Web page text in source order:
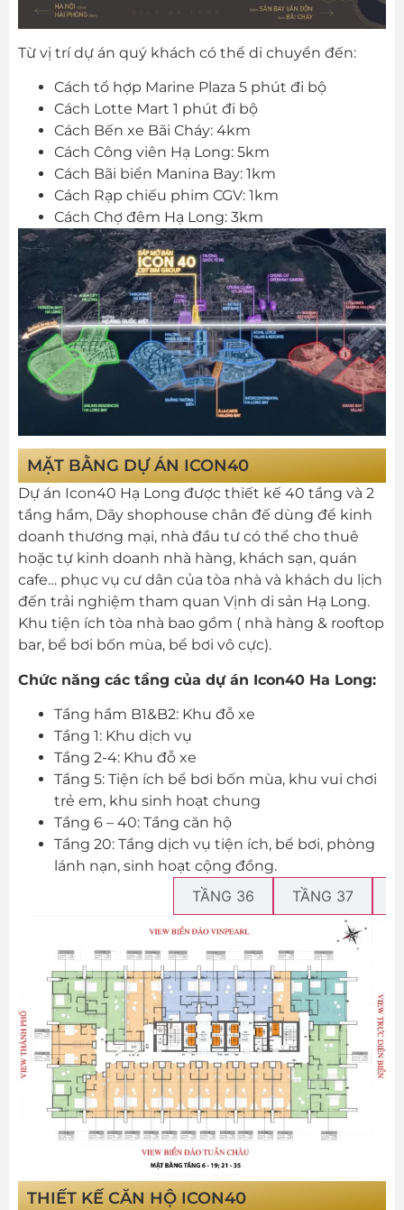
Từ vị trí dự án quý khách có thể di chuyển đến:
Cách tổ hợp Marine Plaza 5 phút đi bộ
Cách Lotte Mart 1 phút đi bộ
Cách Bến xe Bãi Cháy: 4km
Cách Công viên Hạ Long: 5km
Cách Bãi biển Manina Bay: 1km
Cách Rạp chiếu phim CGV: 1km
Cách Chợ đêm Hạ Long: 3km
MẶT BẰNG DỰ ÁN ICON40
Dự án Icon40 Hạ Long được thiết kế 40 tầng và 2
tầng hầm, Dãy shophouse chân đế dùng để kinh
doanh thương mại, nhà đầu tư có thể cho thuê
hoặc tự kinh doanh nhà hàng, khách sạn, quán
cafe… phục vụ cư dân của tòa nhà và khách du lịch
đến trải nghiệm tham quan Vịnh di sản Hạ Long.
Khu tiện ích tòa nhà bao gồm ( nhà hàng & rooftop
bar, bể bơi bốn mùa, bể bơi vô cực).
Chức năng các tầng của dự án Icon40 Ha Long:
Tầng hầm B1&B2: Khu đỗ xe
Tầng 1: Khu dịch vụ
Tầng 2-4: Khu đỗ xe
Tầng 5: Tiện ích bể bơi bốn mùa, khu vui chơi
trẻ em, khu sinh hoạt chung
Tầng 6 – 40: Tầng căn hộ
Tầng 20: Tầng dịch vụ tiện ích, bể bơi, phòng
lánh nạn, sinh hoạt cộng đồng.
TẦNG 36 TẦNG 37
THIẾT KẾ CĂN HỘ ICON40